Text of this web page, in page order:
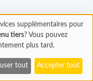
supplémentaires pour
tiers? Vous pouvez
plus tard.
tout Accepter tout